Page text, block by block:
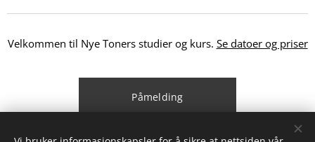
Velkommen til Nye Toners studier og kurs. Se datoer og priser
Påmelding